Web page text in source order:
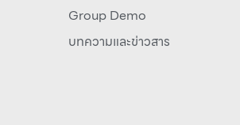
Group Demo
บทความและข่าวสาร